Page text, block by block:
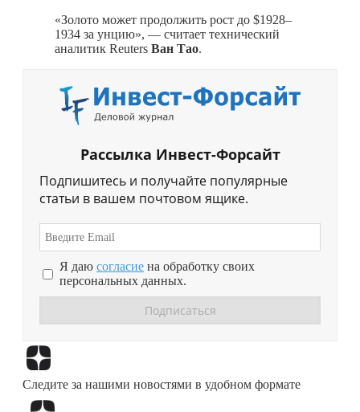
«Золото может продолжить рост до $1928–
1934 за унцию», — считает технический
аналитик Reuters Ван Тао.
Рассылка Инвест-Форсайт
Подпишитесь и получайте популярные
статьи в вашем почтовом ящике.
Я даю согласие на обработку своих
персональных данных.
Следите за нашими новостями в удобном формате